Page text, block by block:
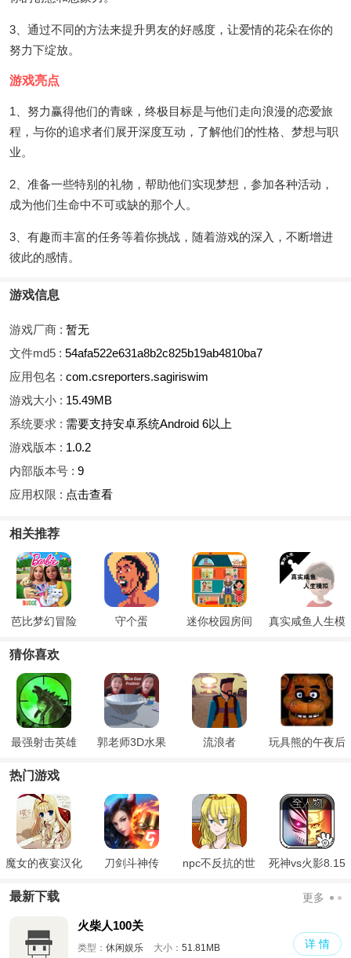
3、通过不同的方法来提升男友的好感度，让爱情的花朵在你的
努力下绽放。
游戏亮点
1、努力赢得他们的青睐，终极目标是与他们走向浪漫的恋爱旅
程，与你的追求者们展开深度互动，了解他们的性格、梦想与职
业。
2、准备一些特别的礼物，帮助他们实现梦想，参加各种活动，
成为他们生命中不可或缺的那个人。
3、有趣而丰富的任务等着你挑战，随着游戏的深入，不断增进
彼此的感情。
游戏信息
游戏厂商 : 暂无
文件md5 : 54afa522e631a8b2c825b19ab4810ba7
应用包名 : com.csreporters.sagiriswim
游戏大小 : 15.49MB
系统要求 : 需要支持安卓系统Android 6以上
游戏版本 : 1.0.2
内部版本号 : 9
应用权限 : 点击查看
相关推荐
芭比梦幻冒险 守个蛋 迷你校园房间
真实咸鱼人生模
猜你喜欢
最强射击英雄
郭老师3D水果
流浪者
玩具熊的午夜后
热门游戏
魔女的夜宴汉化
刀剑斗神传
npc不反抗的世
死神vs火影8.15
最新下载 更多
火柴人100关
类型： 休闲娱乐 大小： 51.81MB
详 情